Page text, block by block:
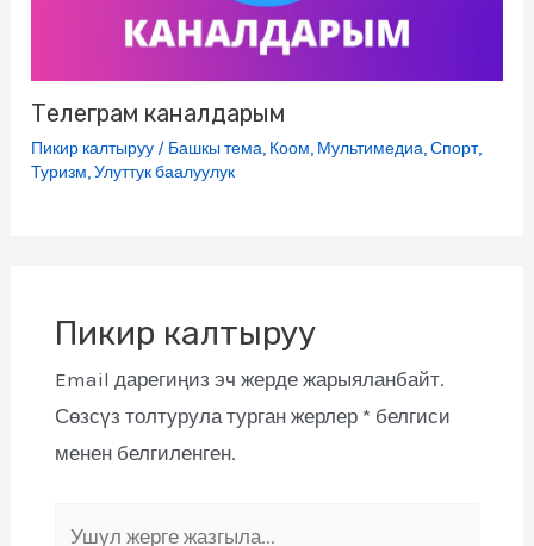
Телеграм каналдарым
Пикир калтыруу / Башкы тема, Коом, Мультимедиа,Спорт,
Туризм,Улуттук баалуулук
Пикир калтыруу
Email дарегиңиз эч жерде жарыяланбайт.
Сөзсүз толтурула турган жерлер * белгиси
менен белгиленген.